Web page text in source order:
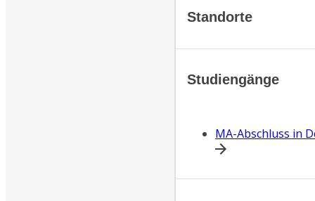
Standorte
Studiengänge
MA-Abschluss in